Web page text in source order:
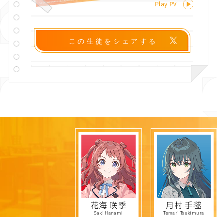
Play PV
この生徒をシェアする
花海 咲季
Saki Hanami
月村 手毬
Temari Tsukimura